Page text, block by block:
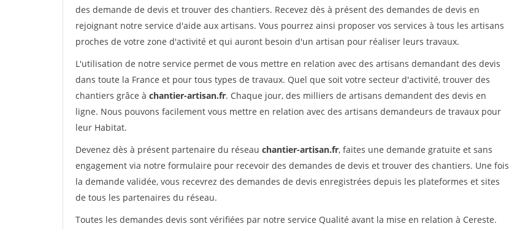
des demande de devis et trouver des chantiers. Recevez dès à présent des demandes de devis en
rejoignant notre service d'aide aux artisans. Vous pourrez ainsi proposer vos services à tous les artisans
proches de votre zone d'activité et qui auront besoin d'un artisan pour réaliser leurs travaux.
L'utilisation de notre service permet de vous mettre en relation avec des artisans demandant des devis
dans toute la France et pour tous types de travaux. Quel que soit votre secteur d'activité, trouver des
chantiers grâce à chantier-artisan.fr. Chaque jour, des milliers de artisans demandent des devis en
ligne. Nous pouvons facilement vous mettre en relation avec des artisans demandeurs de travaux pour
leur Habitat.
Devenez dès à présent partenaire du réseau chantier-artisan.fr, faites une demande gratuite et sans
engagement via notre formulaire pour recevoir des demandes de devis et trouver des chantiers. Une fois
la demande validée, vous recevrez des demandes de devis enregistrées depuis les plateformes et sites
de tous les partenaires du réseau.
Toutes les demandes devis sont vérifiées par notre service Qualité avant la mise en relation à Cereste.